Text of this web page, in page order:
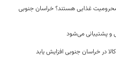
محرومیت غذایی هستند؟ خراسان جنوبی
و پشتیبانی می‌شود
در خراسان جنوبی افزایش یابد